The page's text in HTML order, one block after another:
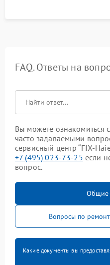
FAQ. Ответы на
Вы можете
часто задаваемыми
сервисный центр “FIX-
+7 (495) 023-73-25 если
вопрос.
Общие
Вопросы по
Какие документы вы